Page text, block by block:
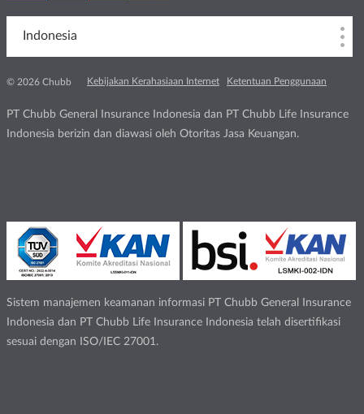
Indonesia
© 2026 Chubb Kebijakan Kerahasiaan Internet Ketentuan Penggunaan
PT Chubb General Insurance Indonesia dan PT Chubb Life Insurance
Indonesia berizin dan diawasi oleh Otoritas Jasa Keuangan.
Sistem manajemen keamanan informasi PT Chubb General Insurance
Indonesia dan PT Chubb Life Insurance Indonesia telah disertifikasi
sesuai dengan ISO/IEC 27001.